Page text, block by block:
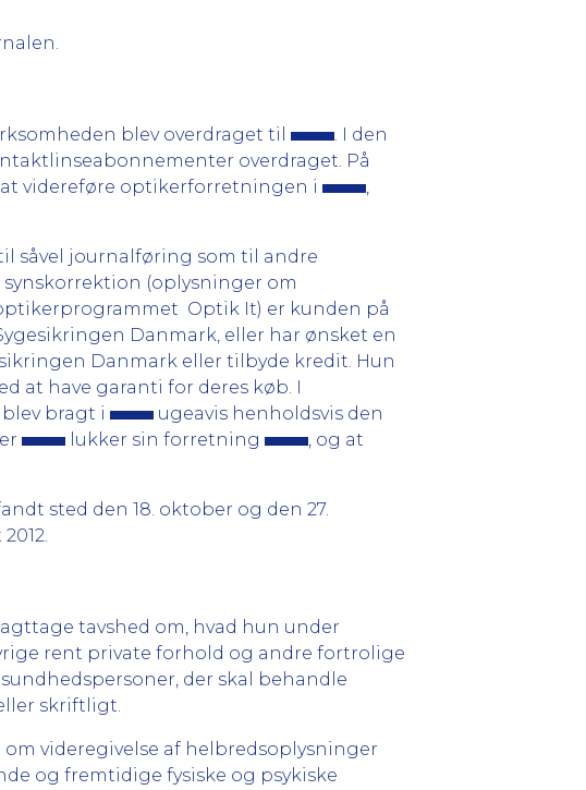
blev overdraget til
. I den
overdraget. På
videreføre optikerforretningen i
,
såvel journalføring som til andre
(oplysninger om
Optik It) er kunden på
Danmark, eller har ønsket en
Danmark eller tilbyde kredit. Hun
at have garanti for deres køb. I
bragt i
ugeavis henholdsvis den
lukker sin forretning
, og at
sted den 18. oktober og den 27.
tavshed om, hvad hun under
rent private forhold og andre fortrolige
der skal behandle
skriftligt.
om videregivelse af helbredsoplysninger
og fremtidige fysiske og psykiske